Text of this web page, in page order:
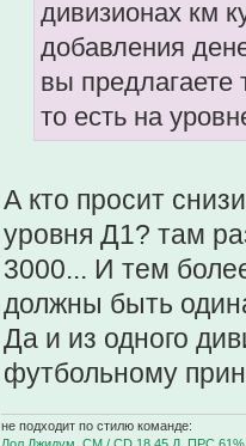
дивизионах км
добавления
вы предлагаете
то есть на
А кто просит
уровня Д1? там
3000... И тем
должны быть
Да и из одного
футбольному
не подходит по стилю команде: